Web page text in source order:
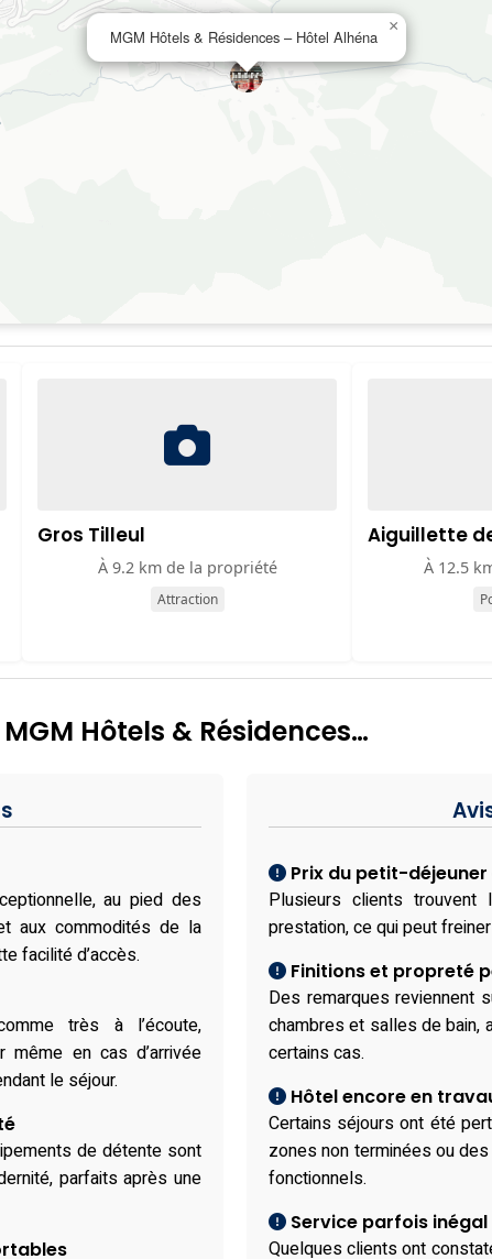
MGM Hôtels & Résidences – Hôtel Alhéna
×
Gros Tilleul
À 9.2 km de la propriété
Attraction
Aiguillette
À 12.5
Hôtels & Résidences…
au pied des
aux commodités de la
facilité d’accès.
très à l’écoute,
en cas d’arrivée
le séjour.
de détente sont
parfaits après une
Prix du petit-déjeuner
Plusieurs clients
prestation, ce qui peut
Finitions et propreté
Des remarques reviennent
chambres et salles de bain,
certains cas.
Hôtel encore en
Certains séjours ont été
zones non terminées ou
fonctionnels.
Service parfois inégal
Quelques clients ont